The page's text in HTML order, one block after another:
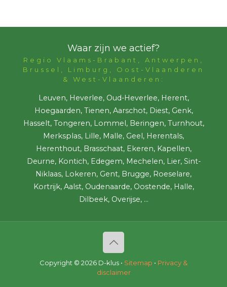
Waar zijn we actief?
Regio Vlaams-Brabant, Antwerpen,
Brussel, Limburg, Oost-Vlaanderen
& West-Vlaanderen:
Leuven, Heverlee, Oud-Heverlee, Herent,
Hoegaarden, Tienen, Aarschot, Diest, Genk,
Hasselt, Tongeren, Lommel, Beringen, Turnhout,
Merksplas, Lille, Malle, Geel, Herentals,
Herenthout, Brasschaat, Ekeren, Kapellen,
Deurne, Kontich, Edegem, Mechelen, Lier, Sint-
Niklaas, Lokeren, Gent, Brugge, Roeselare,
Kortrijk, Aalst, Oudenaarde, Oostende, Halle,
Dilbeek, Overijse, ...
Copyright © 2026 D-klus • Sitemap • Privacy &
disclaimer